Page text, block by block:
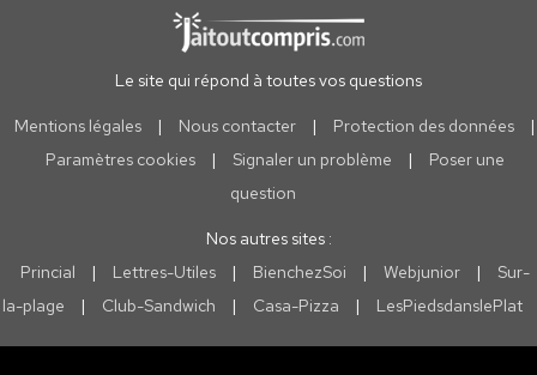
Le site qui répond à toutes vos questions
Mentions légales | Nous contacter | Protection des données
|
Paramètres cookies
| Signaler un problème |
Poser une
question
Nos autres sites :
Princial
| Lettres-Utiles | BienchezSoi | Webjunior |
Sur-
la-plage
| Club-Sandwich | Casa-Pizza | LesPiedsdanslePlat